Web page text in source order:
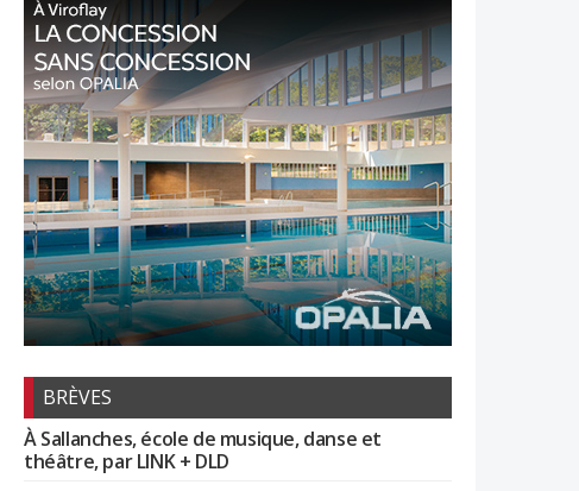
BRÈVES
À Sallanches, école de musique, danse et
théâtre, par LINK + DLD